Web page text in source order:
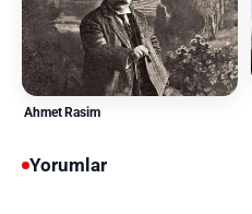
Ahmet Rasim
Yorumlar